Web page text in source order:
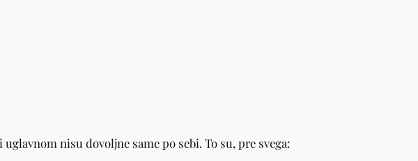
nisu dovoljne same po sebi. To su, pre svega: